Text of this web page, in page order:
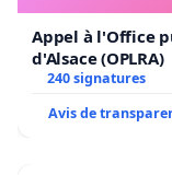
Appel à l'Office
d'Alsace (OPLRA)
240 signatures
Avis de